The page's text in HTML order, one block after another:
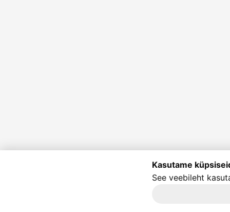
Kasutame
See veebileht